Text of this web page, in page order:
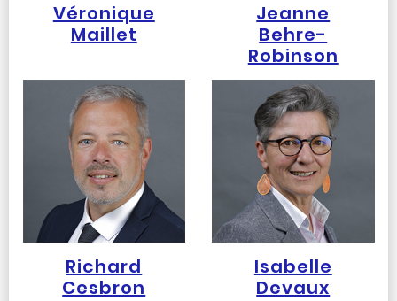
Véronique
Maillet
Jeanne
Behre-
Robinson
Richard
Cesbron
Isabelle
Devaux